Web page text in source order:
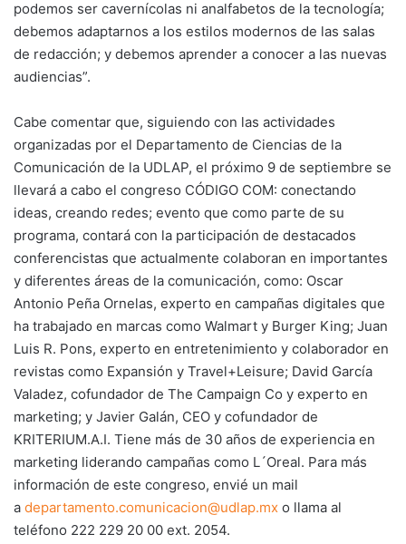
podemos ser cavernícolas ni analfabetos de la tecnología;
debemos adaptarnos a los estilos modernos de las salas
de redacción; y debemos aprender a conocer a las nuevas
audiencias”.
Cabe comentar que, siguiendo con las actividades
organizadas por el Departamento de Ciencias de la
Comunicación de la UDLAP, el próximo 9 de septiembre se
llevará a cabo el congreso CÓDIGO COM: conectando
ideas, creando redes; evento que como parte de su
programa, contará con la participación de destacados
conferencistas que actualmente colaboran en importantes
y diferentes áreas de la comunicación, como: Oscar
Antonio Peña Ornelas, experto en campañas digitales que
ha trabajado en marcas como Walmart y Burger King; Juan
Luis R. Pons, experto en entretenimiento y colaborador en
revistas como Expansión y Travel+Leisure; David García
Valadez, cofundador de The Campaign Co y experto en
marketing; y Javier Galán, CEO y cofundador de
KRITERIUM.A.I. Tiene más de 30 años de experiencia en
marketing liderando campañas como L´Oreal. Para más
información de este congreso, envié un mail
a departamento.comunicacion@udlap.mx o llama al
teléfono 222 229 20 00 ext. 2054.